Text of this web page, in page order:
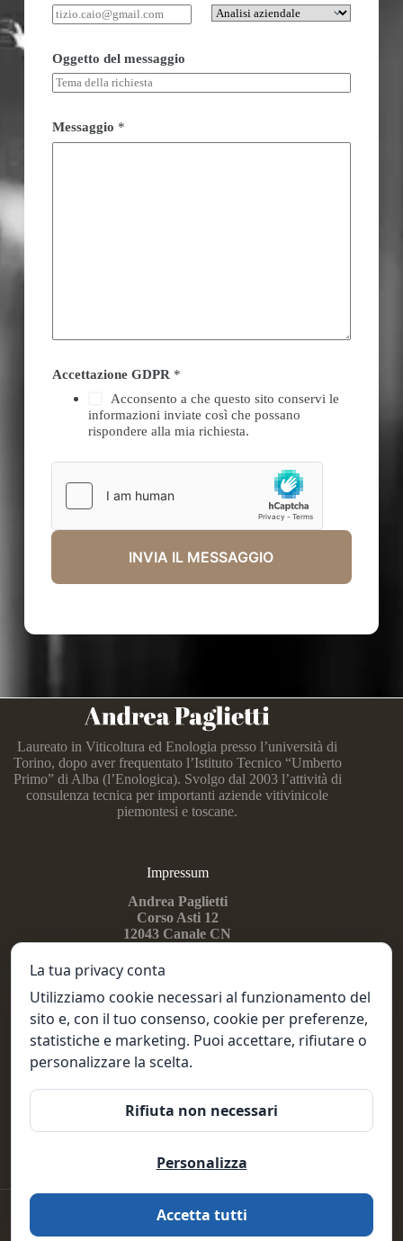
Oggetto del messaggio
Messaggio *
Accettazione GDPR *
Acconsento a che questo sito conservi le
informazioni inviate così che possano
rispondere alla mia richiesta.
INVIA IL MESSAGGIO
Laureato in Viticoltura ed Enologia presso l’università di
Torino, dopo aver frequentato l’Istituto Tecnico “Umberto
Primo” di Alba (l’Enologica). Svolgo dal 2003 l’attività di
consulenza tecnica per importanti aziende vitivinicole
piemontesi e toscane.
Impressum
Andrea Paglietti
Corso Asti 12
12043 Canale CN
IT02918320041
Seguimi su...
Instragram
Facebook
Copyright © 2026 - È un progettoCalvi & Partners
La tua privacy conta
Utilizziamo cookie necessari al funzionamento del
sito e, con il tuo consenso, cookie per preferenze,
statistiche e marketing. Puoi accettare, rifiutare o
personalizzare la scelta.
Rifiuta non necessari
Personalizza
Accetta tutti